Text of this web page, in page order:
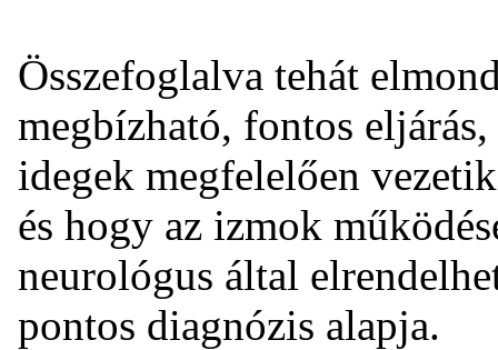
Összefoglalva tehát
megbízható, fontos
idegek megfelelően
és hogy az izmok
neurológus által
pontos diagnózis alapja.